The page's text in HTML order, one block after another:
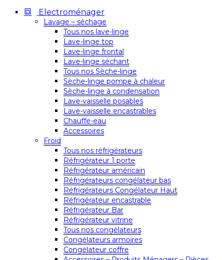
Electroménager
Lavage – séchage
Tous nos lave-linge
Lave-linge top
Lave-linge frontal
Lave-linge séchant
Tous nos Sèche-linge
Sèche-linge pompe à chaleur
Sèche-linge à condensation
Lave-vaisselle posables
Lave-vaisselle encastrables
Chauffe-eau
Accessoires
Froid
Tous nos réfrigérateurs
Réfrigérateur 1 porte
Réfrigérateur américain
Réfrigérateurs congélateur bas
Réfrigérateurs Congélateur Haut
Réfrigérateur encastrable
Réfrigérateur Bar
Réfrigérateur vitrine
Tous nos congélateurs
Congélateurs armoires
Congélateur coffre